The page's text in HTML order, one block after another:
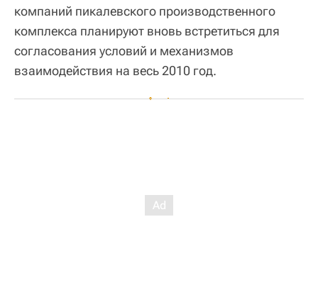
компаний пикалевского производственного
комплекса планируют вновь встретиться для
согласования условий и механизмов
взаимодействия на весь 2010 год.